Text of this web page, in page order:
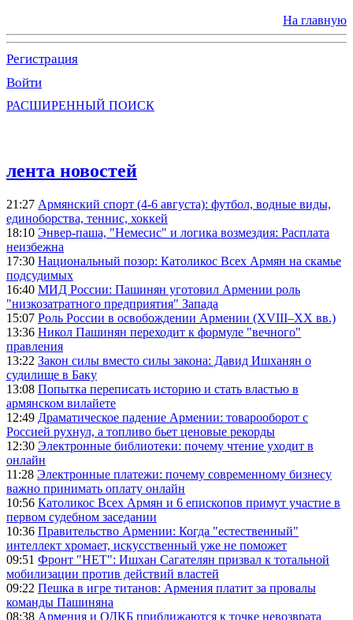
На главную
Регистрация
Войти
РАСШИРЕННЫЙ ПОИСК
лента новостей
21:27 Армянский спорт (4-6 августа): футбол, водные виды,
единоборства, теннис, хоккей
18:10 Энвер-паша, "Немесис" и логика возмездия: Расплата
неизбежна
17:30 Национальный позор: Католикос Всех Армян на скамье
подсудимых
16:40 МИД России: Пашинян уготовил Армении роль
"низкозатратного предприятия" Запада
15:07 Роль России в освобождении Армении (XVIII–XX вв.)
13:36 Никол Пашинян переходит к формуле "вечного"
правления
13:22 Закон силы вместо силы закона: Давид Ишханян о
судилище в Баку
13:08 Попытка переписать историю и стать властью в
армянском вилайете
12:49 Драматическое падение Армении: товарооборот с
Россией рухнул, а топливо бьет ценовые рекорды
12:30 Электронные библиотеки: почему чтение уходит в
онлайн
11:28 Электронные платежи: почему современному бизнесу
важно принимать оплату онлайн
10:56 Католикос Всех Армян и 6 епископов примут участие в
первом судебном заседании
10:36 Правительство Армении: Когда "естественный"
интеллект хромает, искусственный уже не поможет
09:51 Фронт "НЕТ": Ишхан Сагателян призвал к тотальной
мобилизации против действий властей
09:22 Пешка в игре титанов: Армения платит за провалы
команды Пашиняна
08:38 Армения и ОДКБ приближаются к точке невозврата